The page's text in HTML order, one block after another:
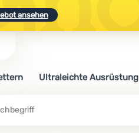
ansehen
ansehenUltraleichte Ausrüstung